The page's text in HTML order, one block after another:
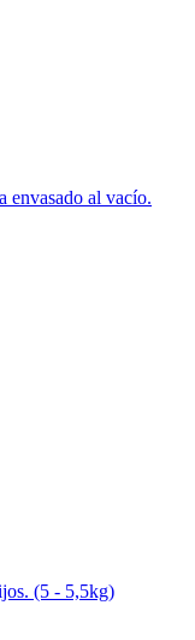
envasado al vacío.
(5 - 5,5kg)